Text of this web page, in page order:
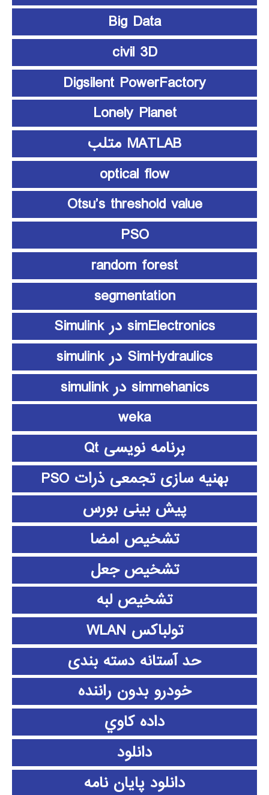
Big Data
civil 3D
Digsilent PowerFactory
Lonely Planet
MATLAB متلب
optical flow
Otsu’s threshold value
PSO
random forest
segmentation
simElectronics در Simulink
SimHydraulics در simulink
simmehanics در simulink
weka
برنامه نویسی Qt
بهنیه سازی تجمعی ذرات PSO
پیش بینی بورس
تشخیص امضا
تشخیص جعل
تشخیص لبه
تولباکس WLAN
حد آستانه دسته بندی
خودرو بدون راننده
داده كاوي
دانلود
دانلود پايان نامه